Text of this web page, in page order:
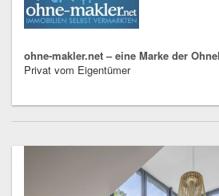
ohne-makler.net – eine Marke der
Privat vom Eigentümer